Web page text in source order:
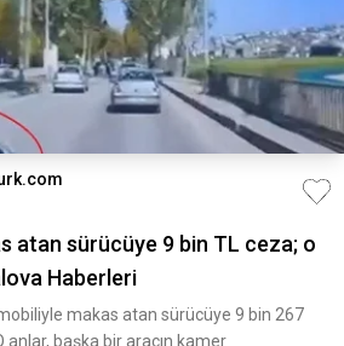
atan sürücüye 9 bin TL ceza; o
Haberleri
makas atan sürücüye 9 bin 267
anlar, başka bir aracın kamer